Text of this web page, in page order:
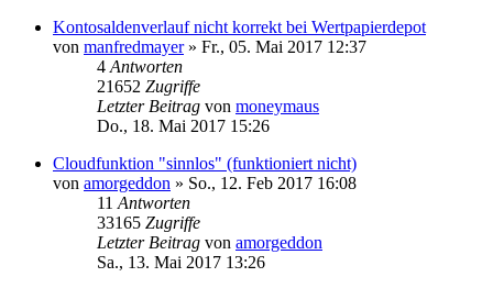
Kontosaldenverlauf nicht korrekt bei Wertpapierdepot
von manfredmayer» Fr., 05. Mai 2017 12:37
4 Antworten
21652 Zugriffe
Letzter Beitrag von moneymaus
Do., 18. Mai 2017 15:26
Cloudfunktion "sinnlos" (funktioniert nicht)
von amorgeddon » So., 12. Feb 2017 16:08
11 Antworten
33165 Zugriffe
Letzter Beitrag von amorgeddon
Sa., 13. Mai 2017 13:26